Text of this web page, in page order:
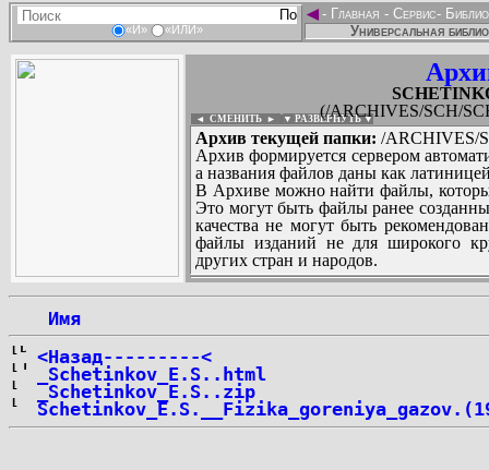
«И» «ИЛИ»
◄- Главная - Сервис-
Универсальная
(/ARCHIVES/SCH/
◄ СМЕНИТЬ ► ▼ РАЗВЕРНУТЬ ▼
Архив текущей папки: /ARCHIVES/
Архив формируется сервером
а названия файлов даны как
В Архиве можно найти файлы,
Это могут быть файлы ранее
качества не могут быть
файлы изданий не для широкого
других стран и народов.
Имя
<Назад---------<
_Schetinkov_E.S..html
_Schetinkov_E.S..zip